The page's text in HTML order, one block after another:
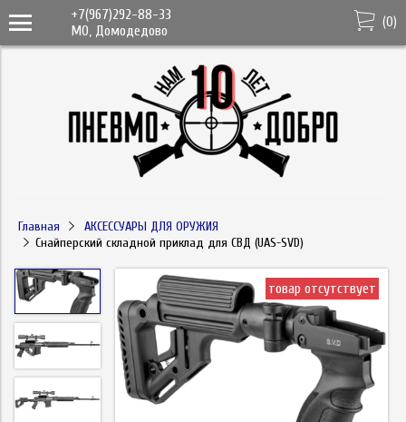
+7(967)292-88-33
МО, Домодедово
(0)
Главная
АКСЕССУАРЫ ДЛЯ ОРУЖИЯ
Снайперский складной приклад для СВД (UAS-SVD)
товар отсутствует